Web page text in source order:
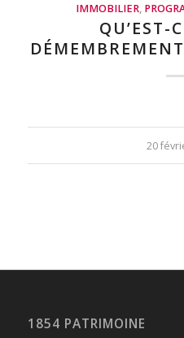
IMMOBILIER,
QU’EST-
20
1854 PATRIMOINE